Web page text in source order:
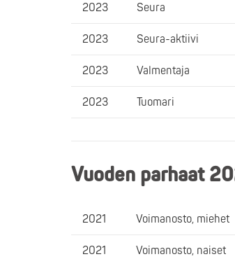
2023 Seura
2023 Seura-aktiivi
2023 Valmentaja
2023 Tuomari
Vuoden parhaat
2021 Voimanosto, miehet
2021 Voimanosto, naiset